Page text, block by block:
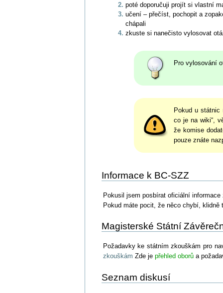
poté doporučuji projít si vlastní
učení – přečíst, pochopit a
chápali
zkuste si nanečisto vylosovat
Pro vylosování
Pokud u státnic
co je na wiki“,
že komise
pouze znáte
Informace k BC-SZZ
Pokusil jsem posbírat oficiální
Pokud máte pocit, že něco chybí, klidně
Magisterské Státní
Požadavky ke státním zkouškám pro
zkouškám Zde je přehled oborůa
Seznam diskusí